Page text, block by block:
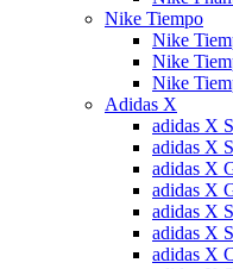
Nike Tiempo
Nike
Nike
Nike
Adidas X
adidas X
adidas X
adidas X
adidas X
adidas X
adidas X
adidas X